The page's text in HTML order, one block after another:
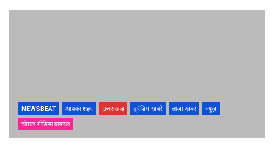
NEWSBEAT आपका शहर उत्तराखंड ट्रेंडिंग खबरें ताज़ा ख़बर
न्यूज़
सोशल मीडिया वायरल